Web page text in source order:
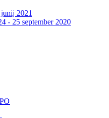
2021
- 25 september 2020